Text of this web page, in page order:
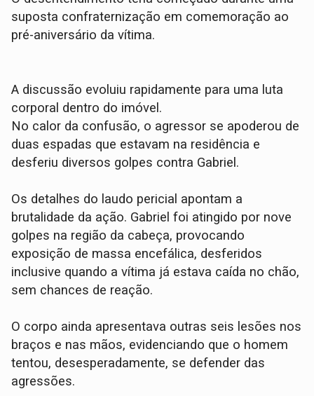
suposta confraternização em comemoração ao
pré-aniversário da vítima.
A discussão evoluiu rapidamente para uma luta
corporal dentro do imóvel.
​No calor da confusão, o agressor se apoderou de
duas espadas que estavam na residência e
desferiu diversos golpes contra Gabriel.
​Os detalhes do laudo pericial apontam a
brutalidade da ação. Gabriel foi atingido por nove
golpes na região da cabeça, provocando
exposição de massa encefálica, desferidos
inclusive quando a vítima já estava caída no chão,
sem chances de reação.
O corpo ainda apresentava outras seis lesões nos
braços e nas mãos, evidenciando que o homem
tentou, desesperadamente, se defender das
agressões.